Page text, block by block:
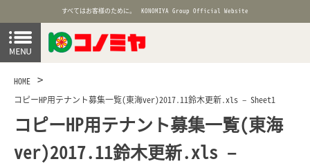
すべてはお客様のために。 KONOMIYA Group Official Website
HOME
コピーHP用テナント募集一覧(東海ver)2017.11鈴木更新.xls – Sheet1
コピーHP用テナント募集一覧(東海
ver)2017.11鈴木更新.xls –